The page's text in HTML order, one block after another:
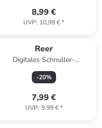
8,99 €
UVP: 10,99 €*
Reer
Digitales Schnuller-
Fieberthermometer in Weiß ab
0 Monate
-20%
7,99 €
UVP: 9,99 €*